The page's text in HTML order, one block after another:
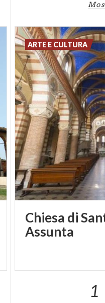
Chiesa di
Assunta
ARTE E CULTURA
1